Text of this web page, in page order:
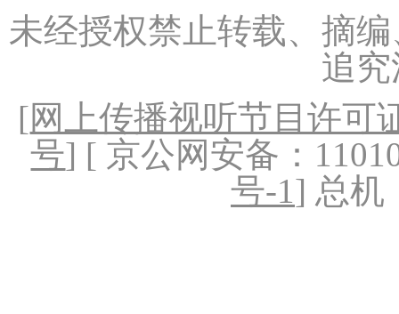
未经授权禁止转载、摘
追
[网上传播视听节目许可
号] [ 京公网安备：
号-1] 总机